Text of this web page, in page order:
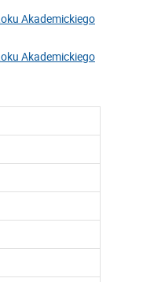
Akademickiego
Akademickiego